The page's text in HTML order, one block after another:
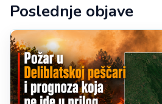
Poslednje objave